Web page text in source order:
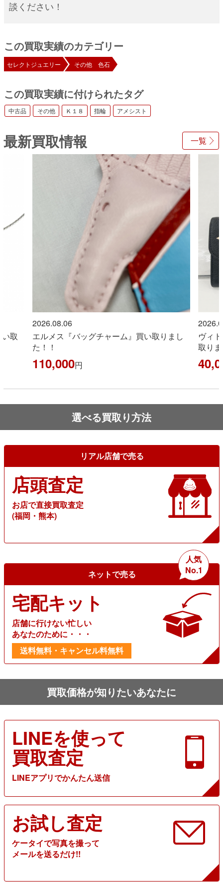
談ください！
この買取実績のカテゴリー
セレクトジュエリー その他 色石
この買取実績に付けられたタグ
中古品 その他 Ｋ１８ 指輪 アメシスト
一覧
最新買取情報
取
2026.08.06
エルメス『バッグチャーム』買い取りまし
た！！
110,000円
ヴィ
取り
選べる買取り方法
リアル店舗で売る
店頭査定
お店で直接買取査定
(福岡・熊本)
ネットで売る
人気
No.1
宅配キット
店舗に行けない忙しい
あなたのために・・・
送料無料・キャンセル料無料
買取価格が知りたいあなたに
LINEを使って
買取査定
LINEアプリでかんたん送信
お試し査定
ケータイで写真を撮って
メールを送るだけ!!